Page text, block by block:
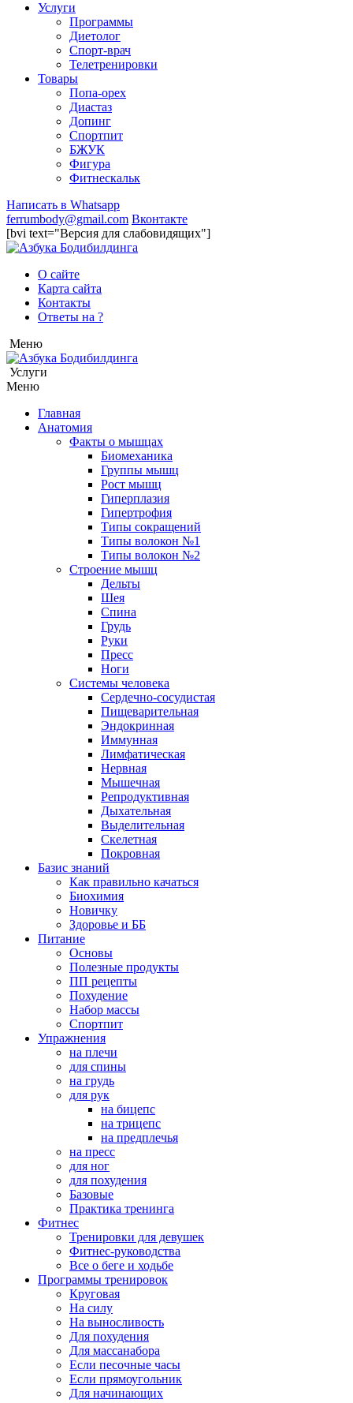
Услуги
Программы
Диетолог
Спорт-врач
Телетренировки
Товары
Попа-орех
Диастаз
Допинг
Спортпит
БЖУК
Фигура
Фитнескальк
Написать в Whatsapp
ferrumbody@gmail.com Вконтакте
[bvi text="Версия для слабовидящих"]
О сайте
Карта сайта
Контакты
Ответы на ?
Меню
Услуги
Меню
Главная
Анатомия
Факты о мышцах
Биомеханика
Группы мышц
Рост мышц
Гиперплазия
Гипертрофия
Типы сокращений
Типы волокон №1
Типы волокон №2
Строение мышц
Дельты
Шея
Спина
Грудь
Руки
Пресс
Ноги
Системы человека
Сердечно-сосудистая
Пищеварительная
Эндокринная
Иммунная
Лимфатическая
Нервная
Мышечная
Репродуктивная
Дыхательная
Выделительная
Скелетная
Покровная
Базис знаний
Как правильно качаться
Биохимия
Новичку
Здоровье и ББ
Питание
Основы
Полезные продукты
ПП рецепты
Похудение
Набор массы
Спортпит
Упражнения
на плечи
для спины
на грудь
для рук
на бицепс
на трицепс
на предплечья
на пресс
для ног
для похудения
Базовые
Практика тренинга
Фитнес
Тренировки для девушек
Фитнес-руководства
Все о беге и ходьбе
Программы тренировок
Круговая
На силу
На выносливость
Для похудения
Для массанабора
Если песочные часы
Если прямоугольник
Для начинающих